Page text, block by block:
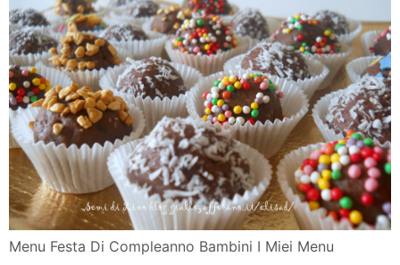
Menu Festa Di Compleanno Bambini I Miei Menu